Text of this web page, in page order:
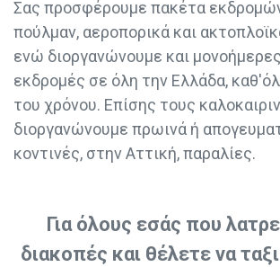
Σας προσφέρουμε πακέτα
πούλμαν, αεροπορικά και
ενώ διοργανώνουμε και
εκδρομές σε όλη την Ελλάδα,
του χρόνου. Επίσης τους
διοργανώνουμε πρωινά ή
κοντινές, στην Αττική, παραλίες.
Για όλους εσάς που
διακοπές και θέλετε να